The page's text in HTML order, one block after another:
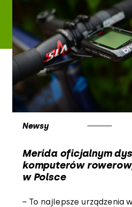
Newsy
Merida oficjalnym
komputerów
w Polsce
– To najlepsze urządzenia